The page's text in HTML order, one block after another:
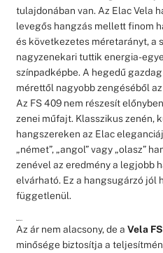
tulajdonában van. Az Elac Vela
levegős hangzás mellett finom
és következetes méretarányt, a
nagyzenekari tuttik energia-
színpadképbe. A hegedű
mérettől nagyobb zengéséből
Az FS 409 nem részesít
zenei műfajt. Klasszikus zenén,
hangszereken az Elac
„német”, „angol” vagy „olasz”
zenével az eredmény a legjobb
elvárható. Ez a hangsugárzó jól
függetlenül.
Az ár nem alacsony, de a Vela
minősége biztosítja a